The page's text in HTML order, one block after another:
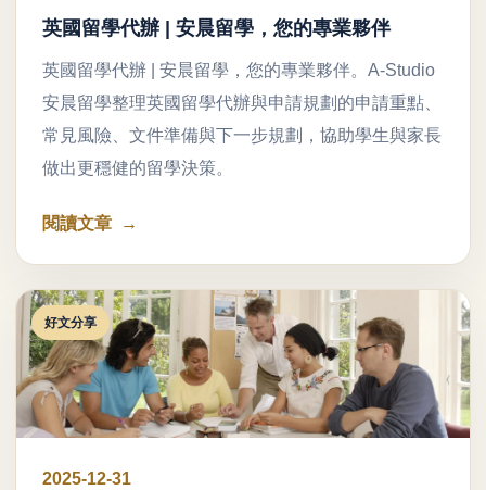
英國留學代辦 | 安晨留學，您的專業夥伴
英國留學代辦 | 安晨留學，您的專業夥伴。A-Studio
安晨留學整理英國留學代辦與申請規劃的申請重點、
常見風險、文件準備與下一步規劃，協助學生與家長
做出更穩健的留學決策。
閱讀文章
好文分享
2025-12-31